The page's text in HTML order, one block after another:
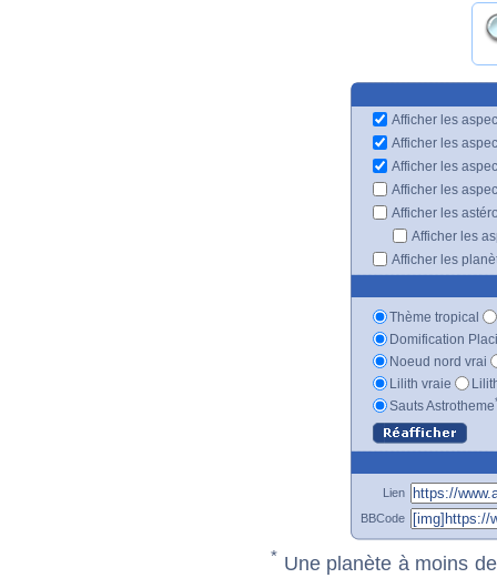
Afficher les
Afficher les
Afficher les
Afficher les
Afficher les
Afficher les
Afficher les
Thème tropical
Domification
Noeud nord vrai
Lilith vraie
Sauts Astrotheme
Lien
BBCode
* Une planète à moins